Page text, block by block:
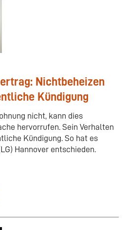
Nichtbeheizen
Kündigung
nicht, kann dies
hervorrufen. Sein Verhalten
Kündigung. So hat es
Hannover entschieden.